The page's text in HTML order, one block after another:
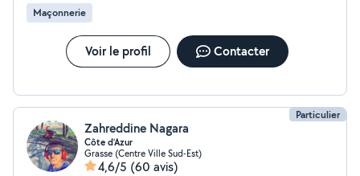
Maçonnerie
Voir le profil Contacter
Particulier
Zahreddine Nagara
Côte d’Azur
Grasse (Centre Ville Sud-Est)
4,6/5 (60 avis)